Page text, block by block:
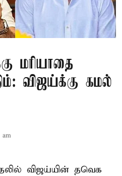
மரியாதை
விஜய்க்கு கமல்
am
விஜய்யின் தவெக